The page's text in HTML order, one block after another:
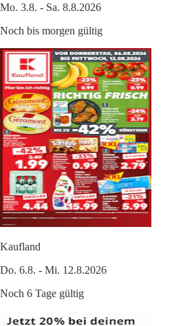
Mo. 3.8. - Sa. 8.8.2026
Noch bis morgen gültig
Kaufland
Do. 6.8. - Mi. 12.8.2026
Noch 6 Tage gültig